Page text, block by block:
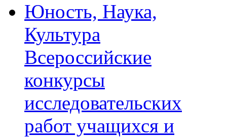
Юность, Наука,
Культура
Всероссийские
конкурсы
исследовательских
работ учащихся и